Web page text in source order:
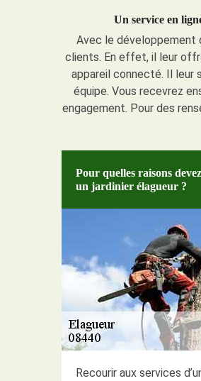
Un service en
Avec le développement
clients. En effet, il leur
appareil connecté. Il leur
équipe. Vous recevrez
engagement. Pour des
Pour quelles raisons
un jardinier élagueur ?
Recourir aux services